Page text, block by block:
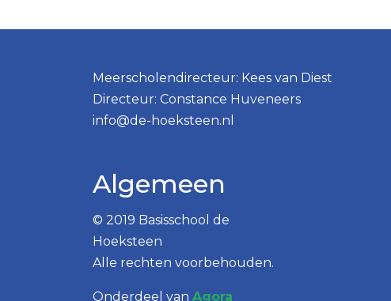
Meerscholendirecteur: Kees van Diest
Directeur: Constance Huveneers
info@de-hoeksteen.nl
Algemeen
© 2019 Basisschool de
Hoeksteen
Alle rechten voorbehouden.
Onderdeel van Agora